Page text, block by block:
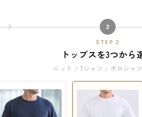
2
STEP 2
トップスを3つから
ニット / Tシャツ / ポロシャ